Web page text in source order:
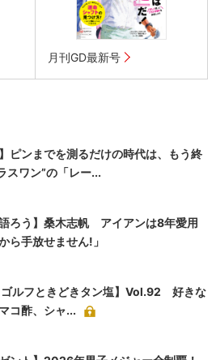
月刊GD最新号
ピンまでを測るだけの時代は、もう終
ワン”の「レー...
語ろう】桑木志帆 アイアンは8年愛用
ら手放せません!」
ゴルフときどきタン塩】Vol.92 好きな
コ酢、シャ...